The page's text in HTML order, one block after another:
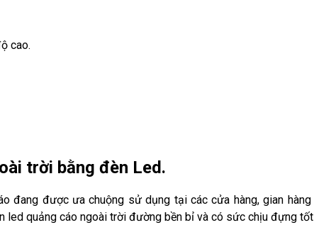
cao.
trời bằng đèn Led.
đang được ưa chuộng sử dụng tại các cửa hàng, gian
led quảng cáo ngoài trời đường bền bỉ và có sức chịu đựng tốt